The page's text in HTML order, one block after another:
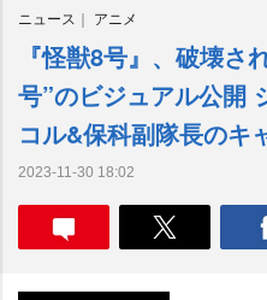
ニュース アニメ
『怪獣8号』、破壊さ
号”のビジュアル公開
コル&保科副隊長のキ
2023-11-30 18:02